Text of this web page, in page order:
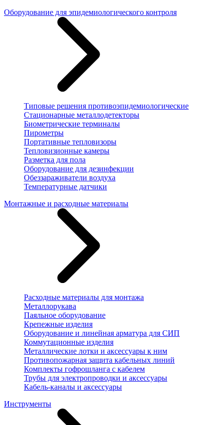
Оборудование для эпидемиологического контроля
Типовые решения противоэпидемиологические
Стационарные металлодетекторы
Биометрические терминалы
Пирометры
Портативные тепловизоры
Тепловизионные камеры
Разметка для пола
Оборудование для дезинфекции
Обеззараживатели воздуха
Температурные датчики
Монтажные и расходные материалы
Расходные материалы для монтажа
Металлорукава
Паяльное оборудование
Крепежные изделия
Оборудование и линейная арматура для СИП
Коммутационные изделия
Металлические лотки и аксессуары к ним
Противопожарная защита кабельных линий
Комплекты гофрошланга с кабелем
Трубы для электропроводки и аксессуары
Кабель-каналы и аксессуары
Инструменты